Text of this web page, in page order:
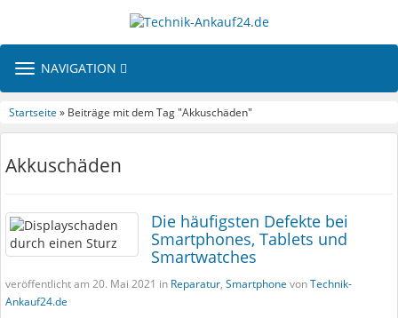
TOGGLE
NAVIGATION
Startseite » Beiträge mit dem Tag "Akkuschäden"
Akkuschäden
Die häufigsten Defekte bei
Smartphones, Tablets und
Smartwatches
veröffentlicht am 20. Mai 2021 in Reparatur Smartphone vonTechnik-
Ankauf24.de